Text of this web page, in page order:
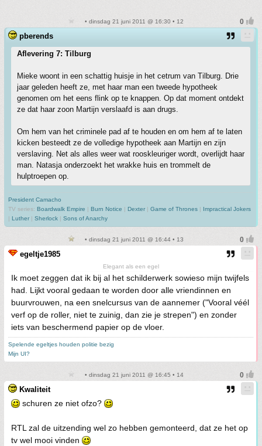
• dinsdag 21 juni 2011 @ 16:30 • 12
pberends
Aflevering 7: Tilburg
Mieke woont in een schattig huisje in het cetrum van Tilburg. Drie
jaar geleden heeft ze, met haar man een tweede hypotheek
genomen om het eens flink op te knappen. Op dat moment ontdekt
ze dat haar zoon Martijn verslaafd is aan drugs.
Om hem van het criminele pad af te houden en om hem af te laten
kicken besteedt ze de volledige hypotheek aan Martijn en zijn
verslaving. Net als alles weer wat rooskleuriger wordt, overlijdt haar
man. Natasja onderzoekt het wrakke huis en trommelt de
hulptroepen op.
President Camacho
TV series: Boardwalk Empire | Burn Notice | Dexter | Game of Thrones | Impractical Jokers
| Luther | Sherlock | Sons of Anarchy
• dinsdag 21 juni 2011 @ 16:44 • 13
egeltje1985
Elegant als een egel
Ik moet zeggen dat ik bij al het schilderwerk sowieso mijn twijfels
had. Lijkt vooral gedaan te worden door alle vriendinnen en
buurvrouwen, na een snelcursus van de aannemer ("Vooral véél
verf op de roller, niet te zuinig, dan zie je strepen") en zonder
iets van beschermend papier op de vloer.
Spelende egeltjes houden politie bezig
Mijn UI?
• dinsdag 21 juni 2011 @ 16:45 • 14
Kwaliteit
schuren ze niet ofzo?
RTL zal de uitzending wel zo hebben gemonteerd, dat ze het op
tv wel mooi vinden